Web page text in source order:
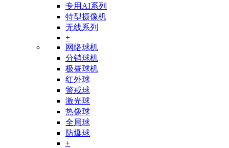
专用AI系列
特型摄像机
无线系列
+
网络球机
分销球机
极昼球机
红外球
警戒球
激光球
热像球
全局球
防爆球
+